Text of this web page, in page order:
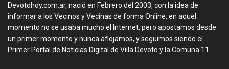
Devotohoy.com.ar, nació en Febrero del 2003, con la idea de
informar a los Vecinos y Vecinas de forma Online, en aquel
momento no se usaba mucho el Internet, pero apostamos desde
un primer momento y nunca aflojamos, y seguimos siendo el
Primer Portal de Noticias Digital de Villa Devoto y la Comuna 11.